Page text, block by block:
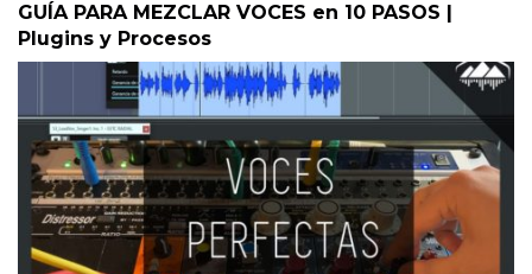
GUÍA PARA MEZCLAR VOCES en 10 PASOS |
Plugins y Procesos